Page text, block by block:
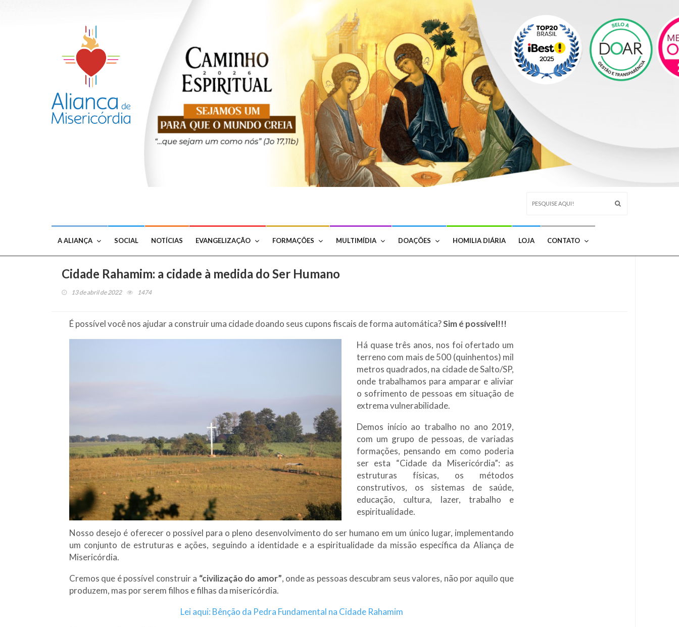
A ALIANÇA SOCIAL NOTÍCIAS EVANGELIZAÇÃO FORMAÇÕES MULTIMÍDIA DOAÇÕES HOMILIA DIÁRIA LOJA CONTATO
Cidade Rahamim: a cidade à medida do Ser Humano
13 de abril de 2022 1474
É possível você nos ajudar a construir uma cidade doando seus cupons fiscais de forma automática?Sim é possível!!!
Há quase três anos, nos foi ofertado um
terreno com mais de 500 (quinhentos) mil
metros quadrados, na cidade de Salto/SP,
onde trabalhamos para amparar e aliviar
o sofrimento de pessoas em situação de
extrema vulnerabilidade.
Demos início ao trabalho no ano 2019,
com um grupo de pessoas, de variadas
formações, pensando em como poderia
ser esta “Cidade da Misericórdia”: as
estruturas físicas, os métodos
construtivos, os sistemas de saúde,
educação, cultura, lazer, trabalho e
espiritualidade.
Nosso desejo é oferecer o possível para o pleno desenvolvimento do ser humano em um único lugar, implementando
um conjunto de estruturas e ações, seguindo a identidade e a espiritualidade da missão específica da Aliança de
Misericórdia.
Cremos que é possível construir a “civilização do amor”, onde as pessoas descubram seus valores, não por aquilo que
produzem, mas por serem filhos e filhas da misericórdia.
Lei aqui: Bênção da Pedra Fundamental na Cidade Rahamim